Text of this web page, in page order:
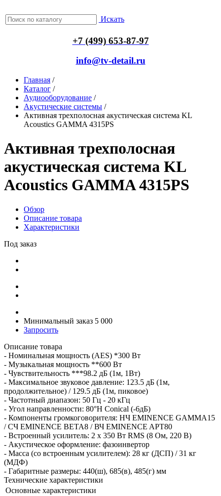
Искать
+7 (499) 653-87-97
info@tv-detail.ru
Главная /
Каталог /
Аудиооборудование /
Акустические системы /
Активная трехполосная акустическая система KL
Acoustics GAMMA 4315PS
Активная трехполосная
акустическая система KL
Acoustics GAMMA 4315PS
Обзор
Описание товара
Характеристики
Под заказ
Минимальный заказ 5 000
Запросить
Описание товара
- Номинальная мощность (AES) *300 Вт
- Музыкальная мощность **600 Вт
- Чувствительность ***98.2 дБ (1м, 1Вт)
- Максимальное звуковое давление: 123.5 дБ (1м,
продолжительное) / 129.5 дБ (1м, пиковое)
- Частотный диапазон: 50 Гц - 20 кГц
- Угол направленности: 80°H Conical (-6дБ)
- Компоненты громкоговорителя: НЧ EMINENCE GAMMA15
/ СЧ EMINENCE BETA8 / ВЧ EMINENCE APT80
- Встроенный усилитель: 2 x 350 Вт RMS (8 Ом, 220 В)
- Акустическое оформление: фазоинвертор
- Масса (со встроенным усилителем): 28 кг (ДСП) / 31 кг
(МДФ)
- Габаритные размеры: 440(ш), 685(в), 485(г) мм
Технические характеристики
Основные характеристики